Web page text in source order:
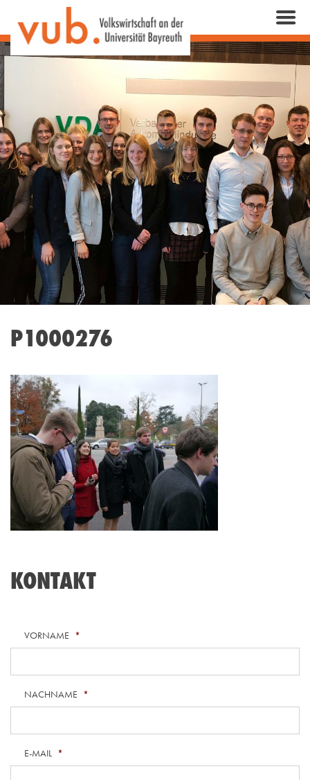
P1000276
KONTAKT
VORNAME *
NACHNAME *
E-MAIL *